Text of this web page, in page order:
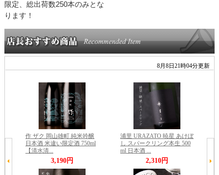
限定、総出荷数250本のみとな
ります！